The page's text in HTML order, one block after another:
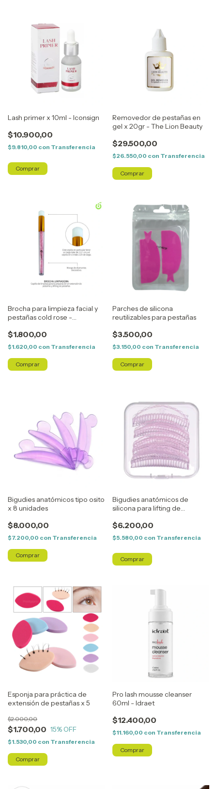
Lash primer x 10ml - Iconsign
$10.900,00
$9.810,00 con Transferencia
Removedor de pestañas en
gel x 20gr - The Lion Beauty
$29.500,00
$26.550,00 con Transferencia
Brocha para limpieza facial y
pestañas cold rose -
$1.800,00
$1.620,00 con Transferencia
Parches de silicona
reutilizables para pestañas
$3.500,00
$3.150,00 con Transferencia
Bigudies anatómicos tipo osito
x 8 unidades
$8.000,00
$7.200,00 con Transferencia
Bigudies anatómicos de
silicona para lifting de
$6.200,00
$5.580,00 con Transferencia
Esponja para práctica de
extensión de pestañas x 5
$1.700,00
$2.000,00
15% OFF
$1.530,00 con Transferencia
Pro lash mousse cleanser
60ml - Idraet
$12.400,00
$11.160,00 con Transferencia